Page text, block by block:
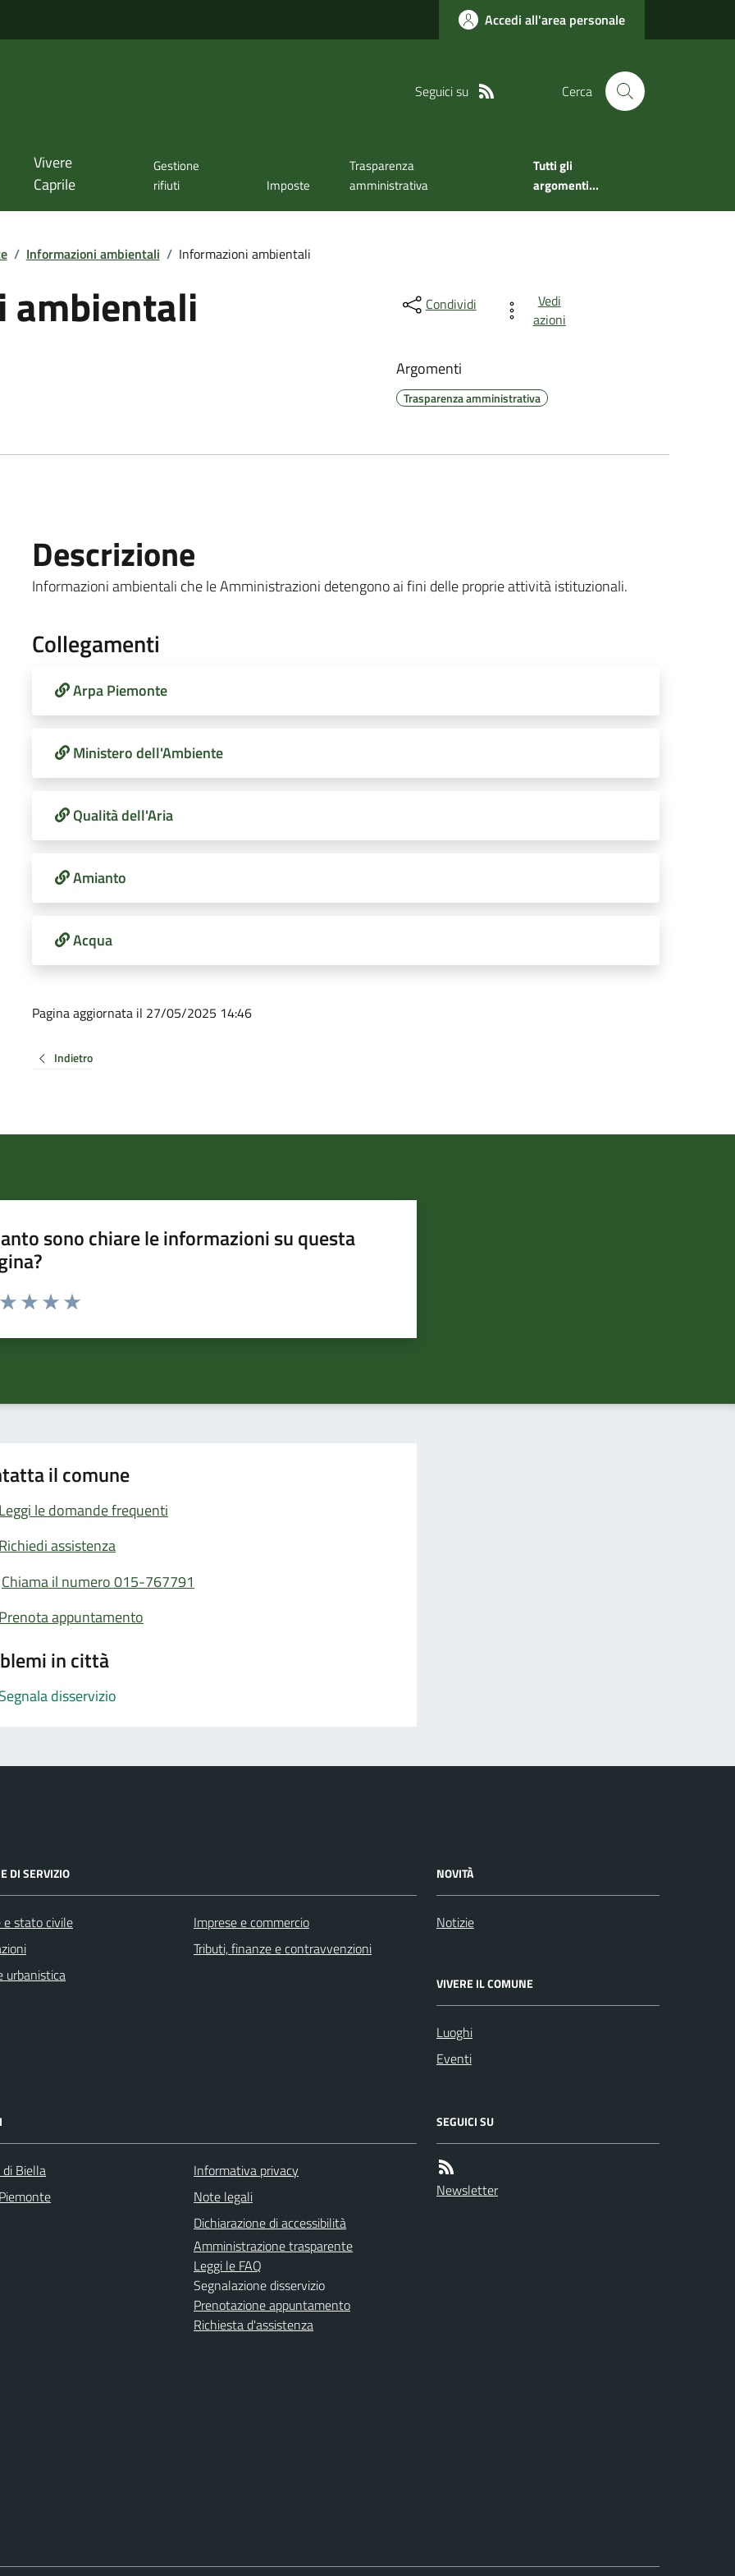
Accedi all'area personale
Seguici su Cerca
Vivere
Caprile
Gestione
rifiuti
Imposte
Trasparenza
amministrativa
Tutti gli
argomenti...
/ Informazioni ambientali / Informazioni ambientali
ambientali Condividi
Vedi
azioni
Argomenti
Trasparenza amministrativa
Descrizione
Informazioni ambientali che le Amministrazioni detengono ai fini delle proprie attività istituzionali.
Collegamenti
Arpa Piemonte
Ministero dell'Ambiente
Qualità dell'Aria
Amianto
Acqua
Pagina aggiornata il 27/05/2025 14:46
Indietro
sono chiare le informazioni su questa
da 1 a 5 stelle la pagina
il comune
Leggi le domande frequenti
Richiedi assistenza
Chiama il numero 015-767791
Prenota appuntamento
in città
Segnala disservizio
DI SERVIZIO
e stato civile
urbanistica
Imprese e commercio
Tributi, finanze e contravvenzioni
NOVITÀ
Notizie
VIVERE IL COMUNE
Luoghi
Eventi
Biella
Informativa privacy
Note legali
Dichiarazione di accessibilità
Amministrazione trasparente
Leggi le FAQ
Segnalazione disservizio
Prenotazione appuntamento
Richiesta d'assistenza
SEGUICI SU
Newsletter